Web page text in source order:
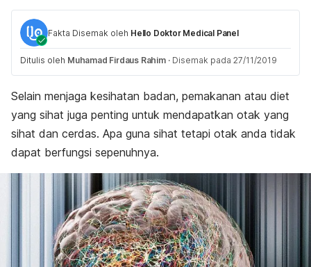
Fakta Disemak oleh Hello Doktor Medical Panel
Ditulis oleh Muhamad Firdaus Rahim · Disemak pada 27/11/2019
Selain menjaga kesihatan badan, pemakanan atau diet
yang sihat juga penting untuk mendapatkan otak yang
sihat dan cerdas. Apa guna sihat tetapi otak anda tidak
dapat berfungsi sepenuhnya.